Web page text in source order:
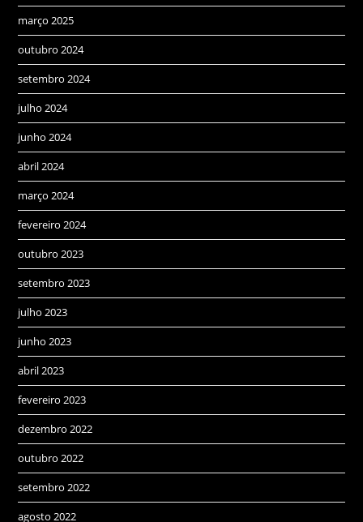
março 2025
outubro 2024
setembro 2024
julho 2024
junho 2024
abril 2024
março 2024
fevereiro 2024
outubro 2023
setembro 2023
julho 2023
junho 2023
abril 2023
fevereiro 2023
dezembro 2022
outubro 2022
setembro 2022
agosto 2022